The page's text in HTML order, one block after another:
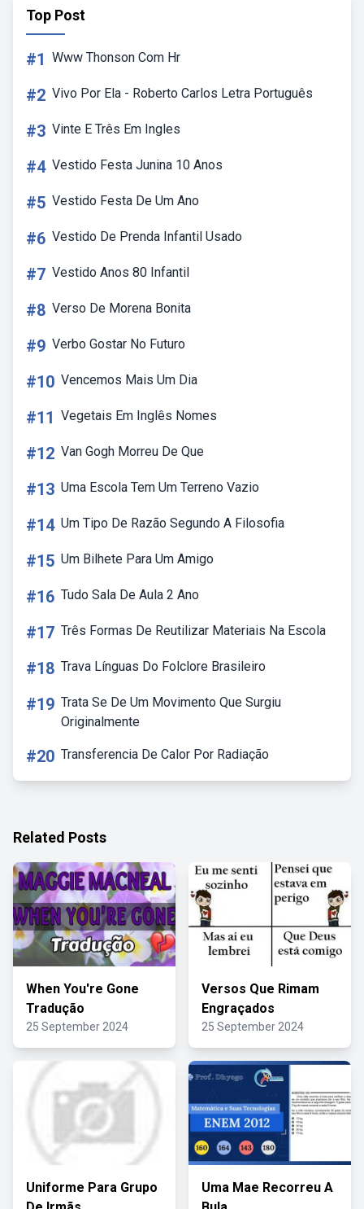
Top Post
#1 Www Thonson Com Hr
#2 Vivo Por Ela - Roberto Carlos Letra Português
#3 Vinte E Três Em Ingles
#4 Vestido Festa Junina 10 Anos
#5 Vestido Festa De Um Ano
#6 Vestido De Prenda Infantil Usado
#7 Vestido Anos 80 Infantil
#8 Verso De Morena Bonita
#9 Verbo Gostar No Futuro
#10 Vencemos Mais Um Dia
#11 Vegetais Em Inglês Nomes
#12 Van Gogh Morreu De Que
#13 Uma Escola Tem Um Terreno Vazio
#14 Um Tipo De Razão Segundo A Filosofia
#15 Um Bilhete Para Um Amigo
#16 Tudo Sala De Aula 2 Ano
#17 Três Formas De Reutilizar Materiais Na Escola
#18 Trava Línguas Do Folclore Brasileiro
#19 Trata Se De Um Movimento Que Surgiu
Originalmente
#20 Transferencia De Calor Por Radiação
Related Posts
When You're Gone
Tradução
25 September 2024
Versos Que Rimam
Engraçados
25 September 2024
Uniforme Para Grupo
Uma Mae Recorreu A